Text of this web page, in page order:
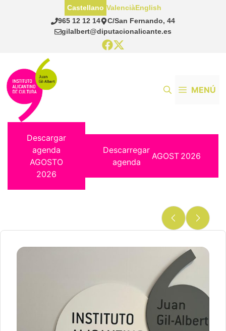
965 12 12 14
C/San Fernando, 44
gilalbert@diputacionalicante.es
Castellano ValenciàEnglish
MENÚ
Descargar
agenda
AGOSTO
2026
Descarregar
agenda
AGOST 2026